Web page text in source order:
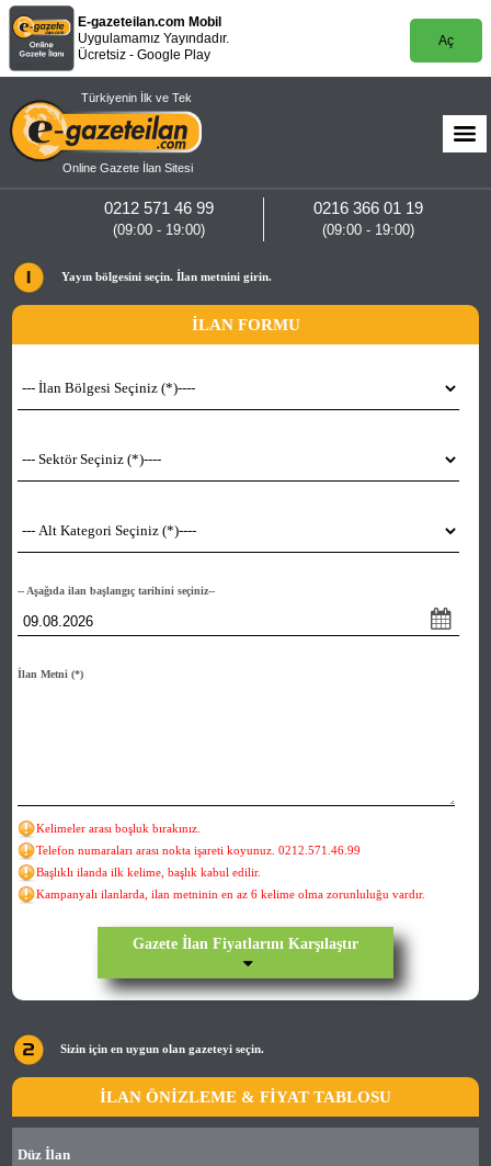
E-gazeteilan.com Mobil
Uygulamamız Yayındadır.
Ücretsiz - Google Play
Aç
Türkiyenin İlk ve Tek
Online Gazete İlan Sitesi
0216 366 01 19
(09:00 - 19:00)
0212 571 46 99
(09:00 - 19:00)
Yayın bölgesini seçin. İlan metnini girin.
İLAN FORMU
-- Aşağıda ilan başlangıç tarihini seçiniz--
İlan Metni(*)
Kelimeler arası boşluk bırakınız.
Telefon numaraları arası nokta işareti koyunuz. 0212.571.46.99
Başlıklı ilanda ilk kelime, başlık kabul edilir.
Kampanyalı ilanlarda, ilan metninin en az 6 kelime olma zorunluluğu vardır.
Gazete İlan Fiyatlarını Karşılaştır
Sizin için en uygun olan gazeteyi seçin.
İLAN ÖNİZLEME & FİYAT TABLOSU
Düz İlan